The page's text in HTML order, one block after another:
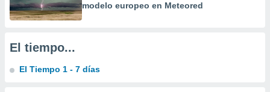
publicidad
publicidad
de
modelo europeo en Meteored
El tiempo...
El Tiempo 1 - 7 días